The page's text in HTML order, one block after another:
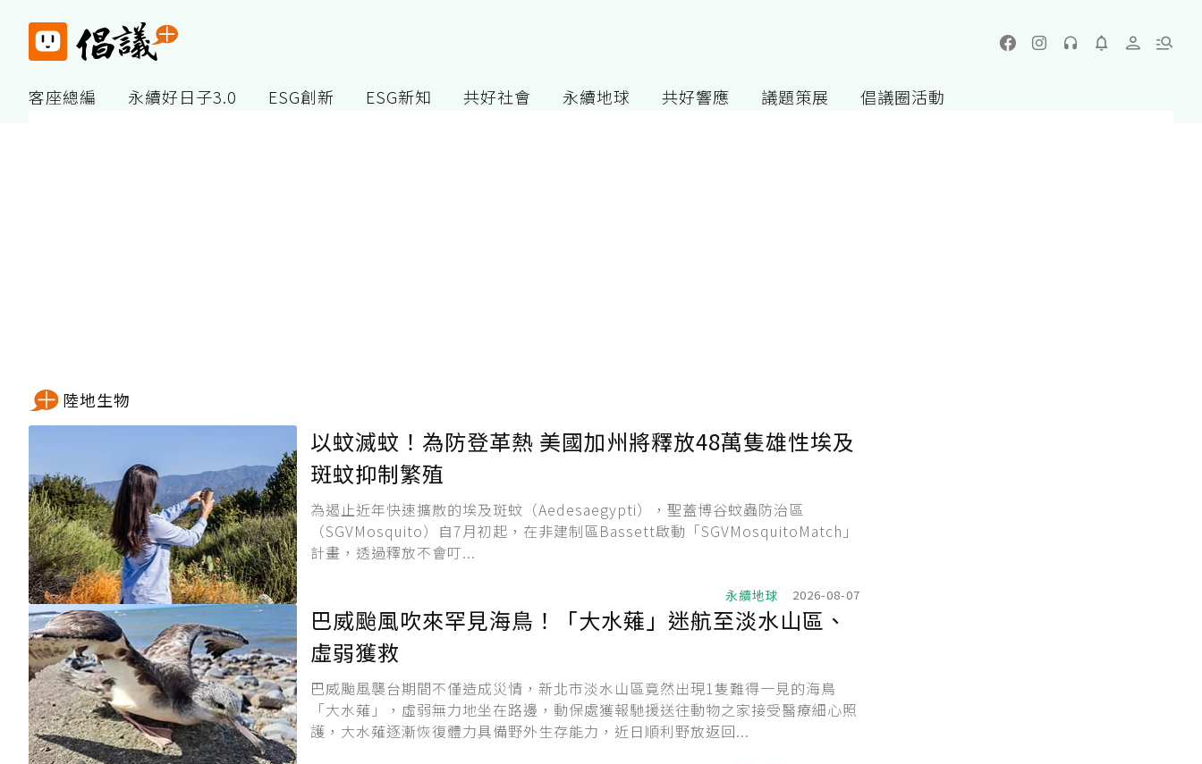
客座總編 永續好日子3.0 ESG創新 ESG新知 共好社會 永續地球 共好響應 議題策展 倡議圈活動
陸地生物
以蚊滅蚊！為防登革熱 美國加州將釋放48萬隻雄性埃及
斑蚊抑制繁殖
為遏止近年快速擴散的埃及斑蚊（Aedesaegypti），聖蓋博谷蚊蟲防治區
（SGVMosquito）自7月初起，在非建制區Bassett啟動「SGVMosquitoMatch」
計畫，透過釋放不會叮...
永續地球 2026-08-07
巴威颱風吹來罕見海鳥！「大水薙」迷航至淡水山區、
虛弱獲救
巴威颱風襲台期間不僅造成災情，新北市淡水山區竟然出現1隻難得一見的海鳥
「大水薙」，虛弱無力地坐在路邊，動保處獲報馳援送往動物之家接受醫療細心照
護，大水薙逐漸恢復體力具備野外生存能力，近日順利野放返回...